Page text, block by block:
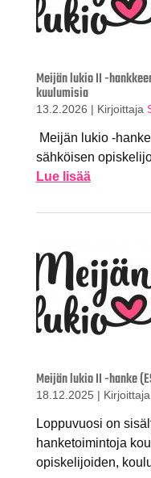
Meijän lukio II -
kuulumisia
13.2.2026 | Kirjoittaja
Meijän lukio -
sähköisen
Lue lisää
Meijän lukio II -hanke
18.12.2025 | Kirjoittaja
Loppuvuosi on
hanketoimintoja
opiskelijoiden,